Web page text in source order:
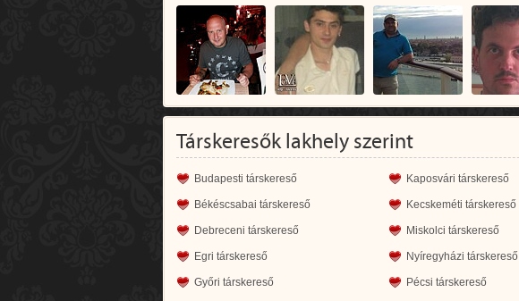
Társkeresők lakhely szerint
Budapesti társkereső Kaposvári társkereső
Békéscsabai társkereső Kecskeméti társkereső
Debreceni társkereső Miskolci társkereső
Egri társkereső Nyíregyházi társkereső
Győri társkereső Pécsi társkereső